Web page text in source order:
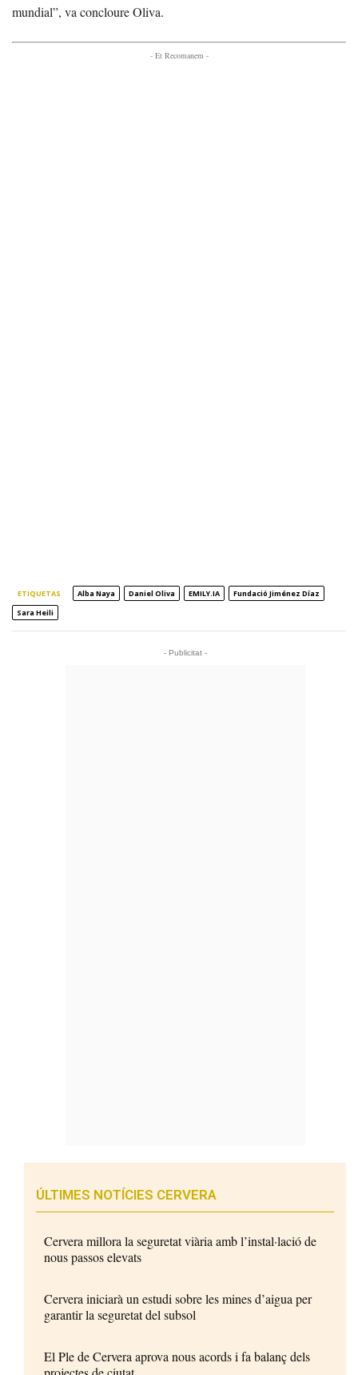
mundial”, va concloure Oliva.
- Et Recomanem -
ETIQUETAS Alba Naya Daniel Oliva EMILY.IA
Fundació Jiménez Díaz
Sara Heili
- Publicitat -
ÚLTIMES NOTÍCIES CERVERA
Cervera millora la seguretat viària amb l’instal·lació de
nous passos elevats
Cervera iniciarà un estudi sobre les mines d’aigua per
garantir la seguretat del subsol
El Ple de Cervera aprova nous acords i fa balanç dels